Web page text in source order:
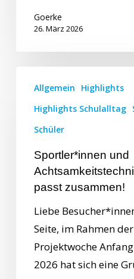
Goerke
26. März 2026
Allgemein
Highlights
Highlights Schulalltag
Schüler
Sportler*innen und
passt zusammen!
Liebe
Seite, im Rahmen der
Projektwoche
2026 hat sich eine